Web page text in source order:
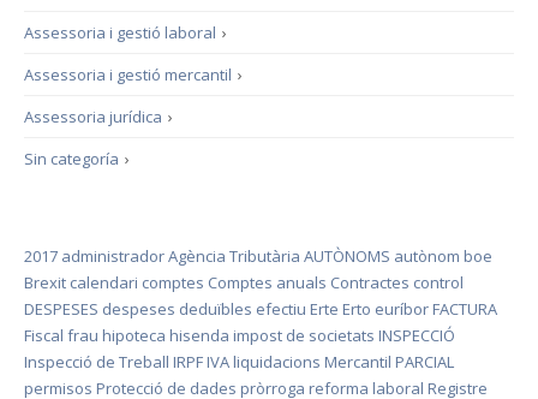
›
Assessoria i gestió laboral
›
Assessoria i gestió mercantil
›
Assessoria jurídica
›
Sin categoría
2017 administradorAgència Tributària AUTÒNOMS autònom boe
Brexit calendari comptes Comptes anuals Contractes control
DESPESES despeses deduïbles efectiu Erte Erto euríbor FACTURA
Fiscal frau hipoteca hisenda impost de societats INSPECCIÓ
Inspecció de Treball IRPF IVA liquidacions Mercantil PARCIAL
permisos Protecció de dades pròrroga reforma laboral Registre